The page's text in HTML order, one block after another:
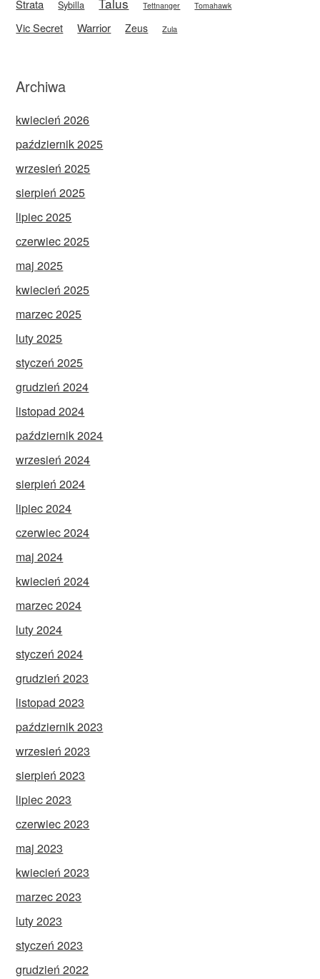
Strata Sybilla Tettnanger Tomahawk
Vic Secret Warrior Zeus Zula
Archiwa
kwiecień 2026
październik 2025
wrzesień 2025
sierpień 2025
lipiec 2025
czerwiec 2025
maj 2025
kwiecień 2025
marzec 2025
luty 2025
styczeń 2025
grudzień 2024
listopad 2024
październik 2024
wrzesień 2024
sierpień 2024
lipiec 2024
czerwiec 2024
maj 2024
kwiecień 2024
marzec 2024
luty 2024
styczeń 2024
grudzień 2023
listopad 2023
październik 2023
wrzesień 2023
sierpień 2023
lipiec 2023
czerwiec 2023
maj 2023
kwiecień 2023
marzec 2023
luty 2023
styczeń 2023
grudzień 2022